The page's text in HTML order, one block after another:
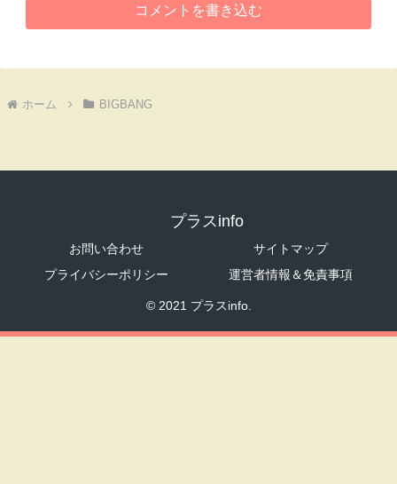
コメントを書き込む
ホーム BIGBANG
プラスinfo
お問い合わせ
サイトマップ
プライバシーポリシー
運営者情報＆免責事項
© 2021 プラスinfo.